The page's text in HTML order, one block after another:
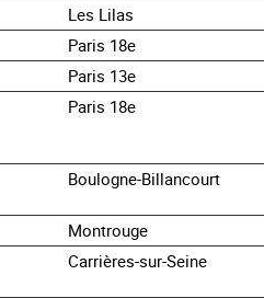
Les Lilas
Paris 18e
Paris 13e
Paris 18e
Boulogne-Billancourt
Montrouge
Carrières-sur-Seine